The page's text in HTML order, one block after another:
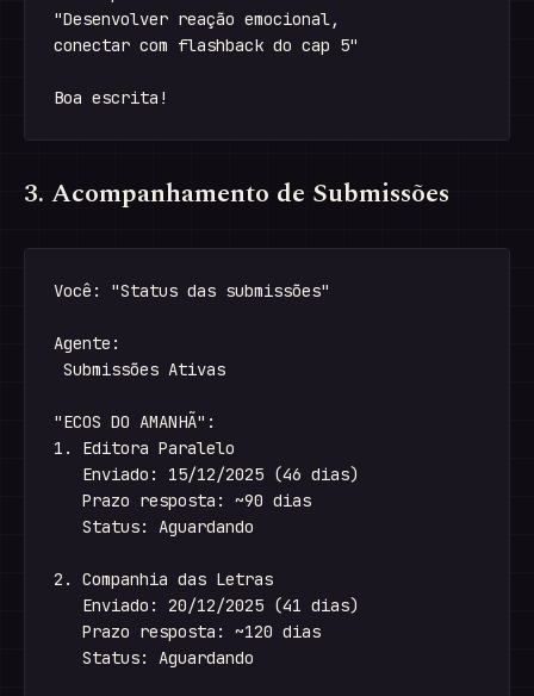
"Desenvolver reação emocional,
conectar com flashback do cap 5"
3. Acompanhamento de Submissões
Você: "Status das submissões"
Agente:
Submissões Ativas
"ECOS DO AMANHÃ":
1. Editora Paralelo
   Enviado: 15/12/2025 (46 dias)
   Prazo resposta: ~90 dias
   Status: Aguardando
2. Companhia das Letras
   Enviado: 20/12/2025 (41 dias)
   Prazo resposta: ~120 dias
   Status: Aguardando